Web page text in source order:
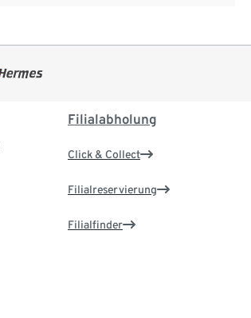
Filialabholung
Click & Collect
Filialreservierung
Filialfinder